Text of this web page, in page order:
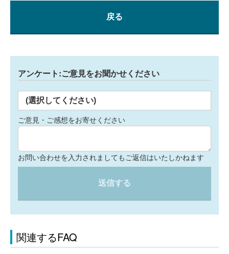
戻る
アンケート:ご意見をお聞かせください
(選択してください)
ご意見・ご感想をお寄せください
お問い合わせを入力されましてもご返信はいたしかねます
送信する
関連するFAQ